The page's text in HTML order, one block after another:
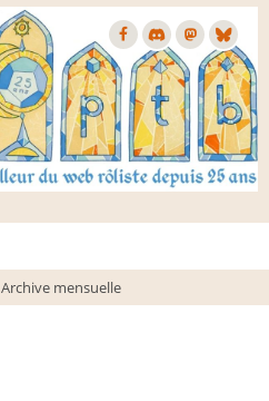
Archive mensuelle